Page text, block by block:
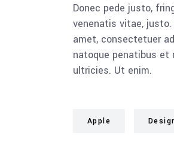
Donec pede justo,
venenatis vitae,
amet, consectetuer
natoque penatibus et
ultricies. Ut enim.
Apple